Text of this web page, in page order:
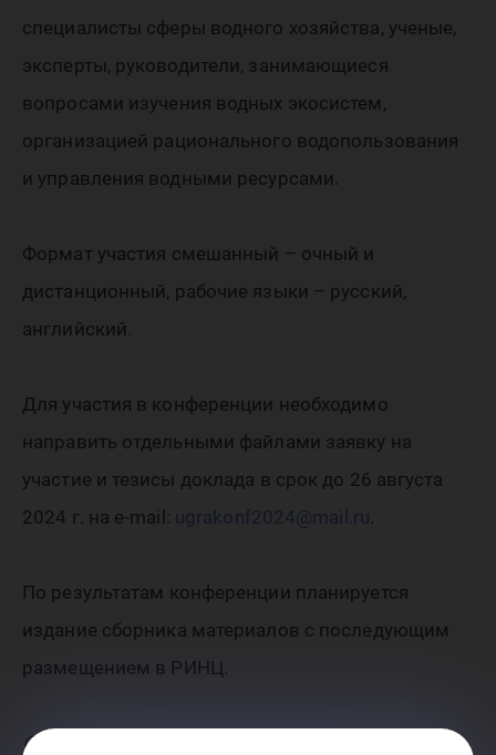
специалисты сферы водного хозяйства, ученые,
эксперты, руководители, занимающиеся
вопросами изучения водных экосистем,
организацией рационального водопользования
и управления водными ресурсами.
Формат участия смешанный – очный и
дистанционный, рабочие языки – русский,
английский.
Для участия в конференции необходимо
направить отдельными файлами заявку на
участие и тезисы доклада в срок до 26 августа
2024 г. на e-mail: ugrakonf2024@mail.ru.
По результатам конференции планируется
издание сборника материалов с последующим
размещением в РИНЦ.
Организаторы